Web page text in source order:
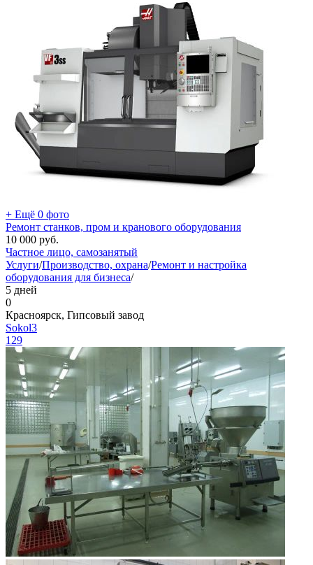
+ Ещё 0 фото
Ремонт станков, пром и кранового оборудования
10 000 руб.
Частное лицо, самозанятый
Услуги/Производство, охрана/Ремонт и настройка
оборудования для бизнеса/
5 дней
0
Красноярск, Гипсовый завод
Sokol3
129